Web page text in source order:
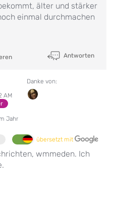
älter und stärker
einmal durchmachen
Antworten
AM
Jahr
Danke von:
übersetzt mit
wmmeden. Ich